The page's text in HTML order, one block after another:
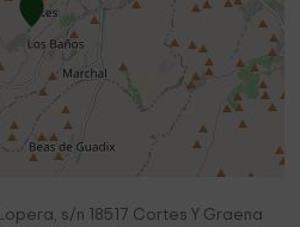
s/n 18517 Cortes Y Graena